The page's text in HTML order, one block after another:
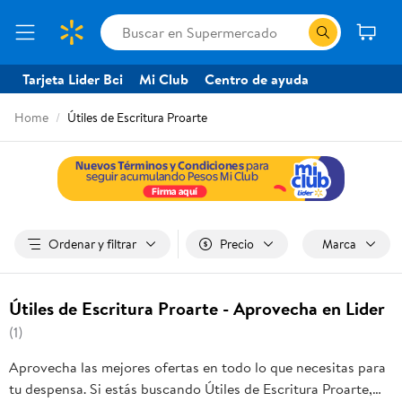
Tarjeta Lider Bci Mi Club Centro de ayuda
Home Útiles de Escritura Proarte
Ordenar y filtrar Precio Marca
Útiles de Escritura Proarte - Aprovecha en Lider
(1)
Aprovecha las mejores ofertas en todo lo que necesitas para
tu despensa. Si estás buscando Útiles de Escritura Proarte,